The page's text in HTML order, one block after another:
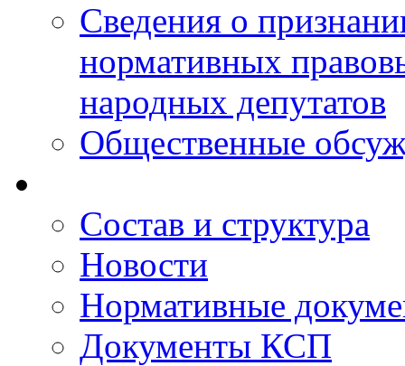
Сведения о
нормативных
народных депутатов
Общественные
Состав и структура
Новости
Нормативные
Документы КСП